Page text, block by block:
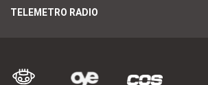
TELEMETRO RADIO